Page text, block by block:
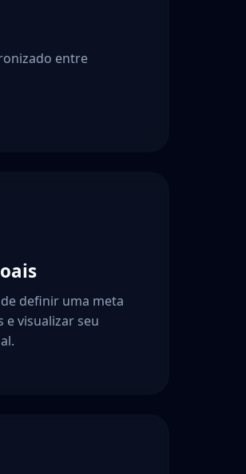
entre
definir uma meta
e visualizar seu